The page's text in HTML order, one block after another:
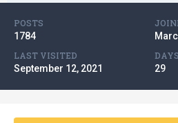
POSTS
1784
LAST VISITED
September 12, 2021
29